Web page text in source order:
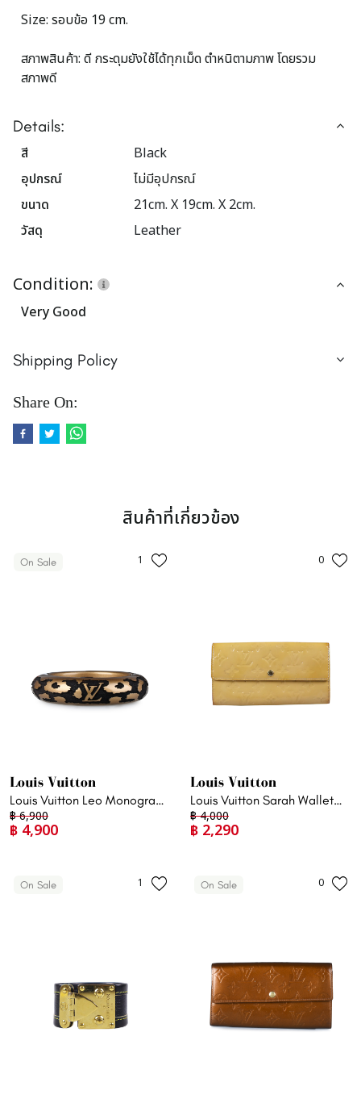
Size: รอบข้อ 19 cm.
สภาพสินค้า: ดี กระดุมยังใช้ได้ทุกเม็ด ตำหนิตามภาพ โดยรวม
สภาพดี
Details:
สี
Black
อุปกรณ์
ไม่มีอุปกรณ์
ขนาด
21cm. X 19cm. X 2cm.
วัสดุ
Leather
Condition:
Very Good
Shipping Policy
Share On:
สินค้าที่เกี่ยวข้อง
On Sale 1
Louis Vuitton
Louis Vuitton Leo Monogram
Lacquered Wood Bangle
Bracelet Gold
฿6,900
฿ 4,900
0
Louis Vuitton
Louis Vuitton Sarah Wallet
Monogram Vernis Leather in
Beige
฿4,000
฿ 2,290
On Sale 1 On Sale 0